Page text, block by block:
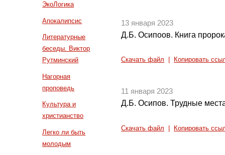
ЭкоЛогика
Апокалипсис
Литературные
беседы. Виктор
Рутминский
Нагорная
проповедь
Культура и
христианство
Легко ли быть
молодым
13 января 2023
Д.Б. Осипоов. Книга
Скачать файл Копировать
11 января 2023
Д.Б. Осипов. Трудные
Скачать файл Копировать